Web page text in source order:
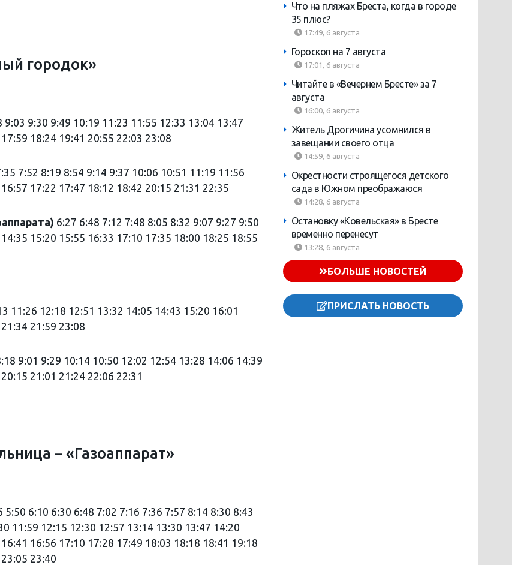
городок»
9:03 9:30 9:49 10:19 11:23 11:55 12:33 13:04 13:47
18:24 19:41 20:55 22:03 23:08
7:52 8:19 8:54 9:14 9:37 10:06 10:51 11:19 11:56
17:22 17:47 18:12 18:42 20:15 21:31 22:35
6:27 6:48 7:12 7:48 8:05 8:32 9:07 9:27 9:50
15:20 15:55 16:33 17:10 17:35 18:00 18:25 18:55
11:26 12:18 12:51 13:32 14:05 14:43 15:20 16:01
21:59 23:08
9:01 9:29 10:14 10:50 12:02 12:54 13:28 14:06 14:39
21:01 21:24 22:06 22:31
– «Газоаппарат»
5:50 6:10 6:30 6:48 7:02 7:16 7:36 7:57 8:14 8:30 8:43
11:59 12:15 12:30 12:57 13:14 13:30 13:47 14:20
16:56 17:10 17:28 17:49 18:03 18:18 18:41 19:18
23:40
Что на пляжах Бреста, когда в городе
35 плюс?
17:49, 6 августа
Гороскоп на 7 августа
17:01, 6 августа
Читайте в «Вечернем Бресте» за 7
августа
16:00, 6 августа
Житель Дрогичина усомнился в
завещании своего отца
14:59, 6 августа
Окрестности строящегося детского
сада в Южном преображаюся
14:28, 6 августа
Остановку «Ковельская» в Бресте
временно перенесут
13:28, 6 августа
БОЛЬШЕ НОВОСТЕЙ
ПРИСЛАТЬ НОВОСТЬ